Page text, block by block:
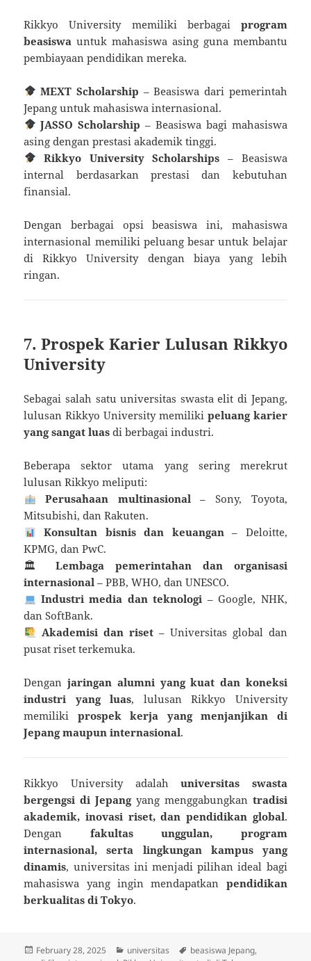
Rikkyo University memiliki berbagai program
beasiswa untuk mahasiswa asing guna membantu
pembiayaan pendidikan mereka.
MEXT Scholarship – Beasiswa dari pemerintah
Jepang untuk mahasiswa internasional.
JASSO Scholarship – Beasiswa bagi mahasiswa
asing dengan prestasi akademik tinggi.
Rikkyo University Scholarships – Beasiswa
internal berdasarkan prestasi dan kebutuhan
finansial.
Dengan berbagai opsi beasiswa ini, mahasiswa
internasional memiliki peluang besar untuk belajar
di Rikkyo University dengan biaya yang lebih
ringan.
7. Prospek Karier Lulusan Rikkyo
University
Sebagai salah satu universitas swasta elit di Jepang,
lulusan Rikkyo University memiliki peluang karier
yang sangat luas di berbagai industri.
Beberapa sektor utama yang sering merekrut
lulusan Rikkyo meliputi:
Perusahaan multinasional– Sony, Toyota,
Mitsubishi, dan Rakuten.
Konsultan bisnis dan keuangan– Deloitte,
KPMG, dan PwC.
🏛 Lembaga pemerintahan dan organisasi
internasional – PBB, WHO, dan UNESCO.
Industri media dan teknologi – Google, NHK,
dan SoftBank.
Akademisi dan riset– Universitas global dan
pusat riset terkemuka.
Denganjaringan alumni yang kuat dan koneksi
industri yang luas, lulusan Rikkyo University
memiliki prospek kerja yang menjanjikan di
Jepang maupun internasional.
Rikkyo University adalahuniversitas swasta
bergengsi di Jepangyang menggabungkan tradisi
akademik, inovasi riset, dan pendidikan global.
Dengan fakultas unggulan, program
internasional, serta lingkungan kampus yang
dinamis, universitas ini menjadi pilihan ideal bagi
mahasiswa yang ingin mendapatkan pendidikan
berkualitas di Tokyo.
Posted
February 28, 2025 Categories
universitas Tags
beasiswa Jepang,